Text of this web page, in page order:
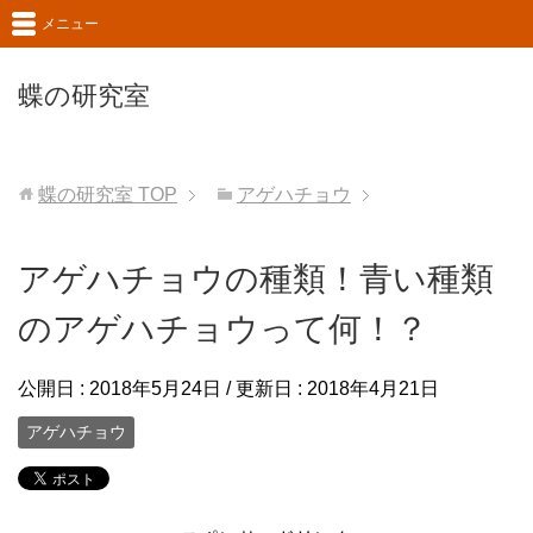
蝶の研究室
メニュー
蝶の研究室 TOP アゲハチョウ
アゲハチョウの種類！青い種類
のアゲハチョウって何！？
公開日 : 2018年5月24日 / 更新日 : 2018年4月21日
アゲハチョウ